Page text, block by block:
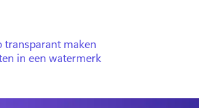
transparant maken
in een watermerk